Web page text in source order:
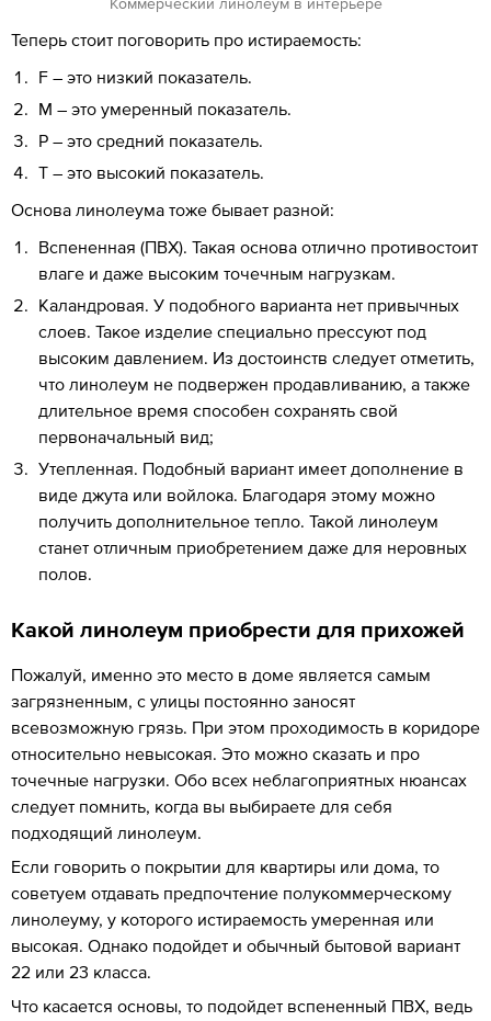
Теперь стоит поговорить про истираемость:
F – это низкий показатель.
M – это умеренный показатель.
P – это средний показатель.
T – это высокий показатель.
Основа линолеума тоже бывает разной:
Вспененная (ПВХ). Такая основа отлично противостоит
влаге и даже высоким точечным нагрузкам.
Каландровая. У подобного варианта нет привычных
слоев. Такое изделие специально прессуют под
высоким давлением. Из достоинств следует отметить,
что линолеум не подвержен продавливанию, а также
длительное время способен сохранять свой
первоначальный вид;
Утепленная. Подобный вариант имеет дополнение в
виде джута или войлока. Благодаря этому можно
получить дополнительное тепло. Такой линолеум
станет отличным приобретением даже для неровных
полов.
Какой линолеум приобрести для прихожей
Пожалуй, именно это место в доме является самым
загрязненным, с улицы постоянно заносят
всевозможную грязь. При этом проходимость в коридоре
относительно невысокая. Это можно сказать и про
точечные нагрузки. Обо всех неблагоприятных нюансах
следует помнить, когда вы выбираете для себя
подходящий линолеум.
Если говорить о покрытии для квартиры или дома, то
советуем отдавать предпочтение полукоммерческому
линолеуму, у которого истираемость умеренная или
высокая. Однако подойдет и обычный бытовой вариант
22 или 23 класса.
Что касается основы, то подойдет вспененный ПВХ, ведь